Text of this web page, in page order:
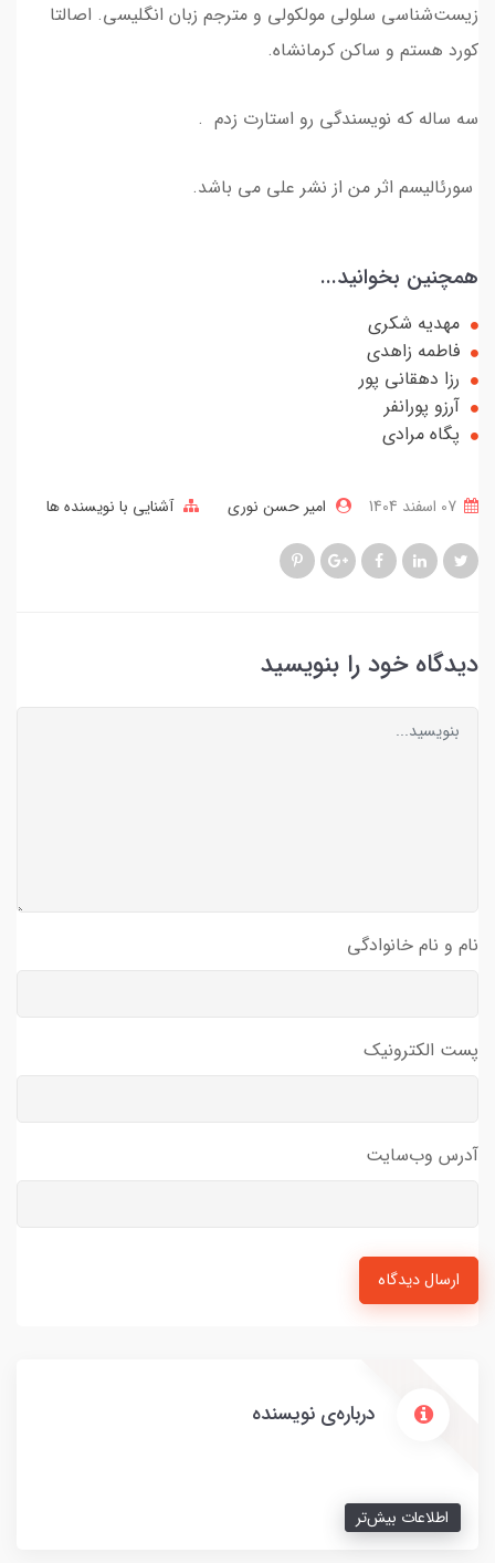
زیست‌شناسی سلولی مولکولی و مترجم زبان انگلیسی. اصالتا
کورد هستم و ساکن کرمانشاه.
سه ساله که نویسندگی رو استارت زدم .
سورئالیسم اثر من از نشر علی می باشد.
همچنین بخوانید...
مهدیه شکری
فاطمه زاهدی
رزا دهقانی پور
آرزو پورانفر
پگاه مرادی
امیر حسن نوری آشنایی با نویسنده ها
دیدگاه خود را بنویسید
نام و نام خانوادگی
پست الکترونیک
آدرس وب‌سایت
ارسال دیدگاه
درباره‌ی نویسنده
اطلاعات بیش‌تر